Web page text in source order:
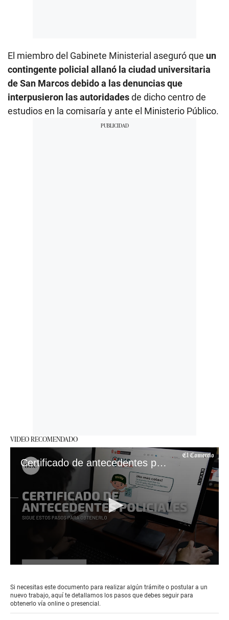
El miembro del Gabinete Ministerial aseguró que un
contingente policial allanó la ciudad universitaria
de San Marcos debido a las denuncias que
interpusieron las autoridadesde dicho centro de
estudios en la comisaría y ante el Ministerio Público.
VIDEO RECOMENDADO
Certificado de antecedentes policiales: sigue estos pasos para conseguirlo de forma online o presencial
of
2
minutes,
Si necesitas este documento para realizar algún trámite o postular a un
nuevo trabajo, aquí te detallamos los pasos que debes seguir para
obtenerlo vía online o presencial.